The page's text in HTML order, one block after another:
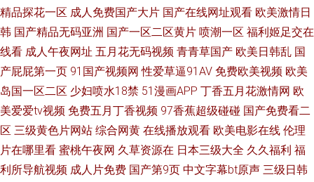
精品探花一区 成人免费国产大片 国产在线网址观看 欧美激情日
韩 国产精品无码亚洲 国产一区二区黄片 喷潮一区 福利姬足交在
线看 成人午夜网址 五月花无码视频 青青草国产 欧美日韩乱 国
产屁屁第一页 91国产视频网 性爱草逼91AV 免费欧美视频 欧美
岛国一区二区 少妇喷水18禁 51漫画APP 丁香五月花激情网 欧
美爱爱tv视频 免费五月丁香视频 97香蕉超级碰碰 国产免费看二
区 三级黄色片网站 综合网黄 在线播放观看 欧美电影在线 伦理
片在哪里看 蜜桃午夜网 久草资源在 日本三级大全 久久福利 福
利所导航视频 成人片免费 国产第9页 中文字幕bt原声 三级日韩